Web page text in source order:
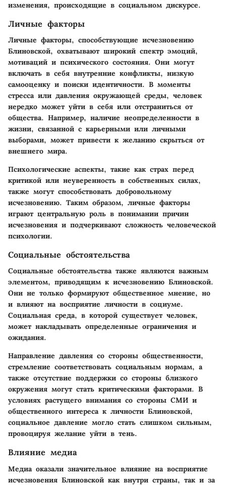
изменения, происходящие в социальном дискурсе.
Личные факторы
Личные факторы, способствующие исчезновению
Блиновской, охватывают широкий спектр эмоций,
мотиваций и психического состояния. Они могут
включать в себя внутренние конфликты, низкую
самооценку и поиски идентичности. В моменты
стресса или давления окружающей среды, человек
нередко может уйти в себя или отстраниться от
общества. Например, наличие неопределенности в
жизни, связанной с карьерными или личными
выборами, может привести к желанию скрыться от
внешнего мира.
Психологические аспекты, такие как страх перед
критикой или неуверенность в собственных силах,
также могут способствовать добровольному
исчезновению. Таким образом, личные факторы
играют центральную роль в понимании причин
исчезновения и подчеркивают сложность человеческой
психологии.
Социальные обстоятельства
Социальные обстоятельства также являются важным
элементом, приводящим к исчезновению Блиновской.
Они не только формируют общественное мнение, но
и влияют на восприятие личности в социуме.
Социальная среда, в которой существует человек,
может накладывать определенные ограничения и
ожидания.
Направление давления со стороны общественности,
стремление соответствовать социальным нормам, а
также отсутствие поддержки со стороны близкого
окружения могут стать критическими факторами. В
условиях растущего внимания со стороны СМИ и
общественного интереса к личности Блиновской,
социальное давление могло стать слишком сильным,
провоцируя желание уйти в тень.
Влияние медиа
Медиа оказали значительное влияние на восприятие
исчезновения Блиновской как внутри страны, так и за